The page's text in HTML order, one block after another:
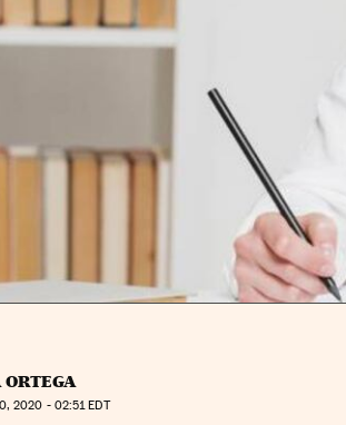
ORTEGA
2020 - 02:51EDT